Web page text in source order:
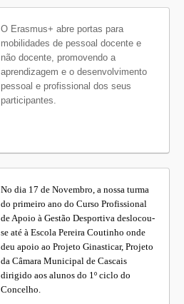
O Erasmus+ abre portas para
mobilidades de pessoal docente e
não docente, promovendo a
aprendizagem e o desenvolvimento
pessoal e profissional dos seus
participantes.
No dia 17 de Novembro, a nossa turma
do primeiro ano do Curso Profissional
de Apoio à Gestão Desportiva deslocou-
se até à Escola Pereira Coutinho onde
deu apoio ao Projeto Ginasticar, Projeto
da Câmara Municipal de Cascais
dirigido aos alunos do 1º ciclo do
Concelho.